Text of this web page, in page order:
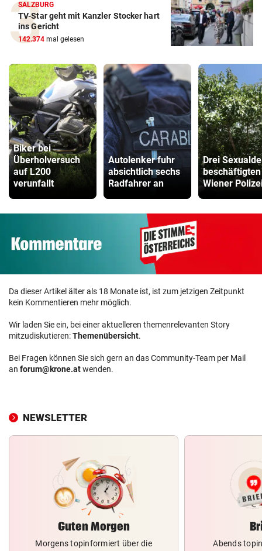
SALZBURG
TV-Star geht mit Kanzler Stocker hart
ins Gericht
142.374 mal gelesen
Biker bei
Überholversuch
auf L200
verunfallt
Autolenker fuhr
absichtlich sechs
Radfahrer an
Drei
beschäftigten
Wiener
Da dieser Artikel älter als 18 Monate ist, ist zum jetzigen Zeitpunkt
kein Kommentieren mehr möglich.
Wir laden Sie ein, bei einer aktuelleren themenrelevanten Story
mitzudiskutieren:Themenübersicht.
Bei Fragen können Sie sich gern an das Community-Team per Mail
an forum@krone.atwenden.
NEWSLETTER
Guten Morgen
Morgens topinformiert über die
Abends